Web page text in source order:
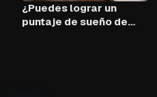
¿Puedes lograr un
puntaje de sueño de